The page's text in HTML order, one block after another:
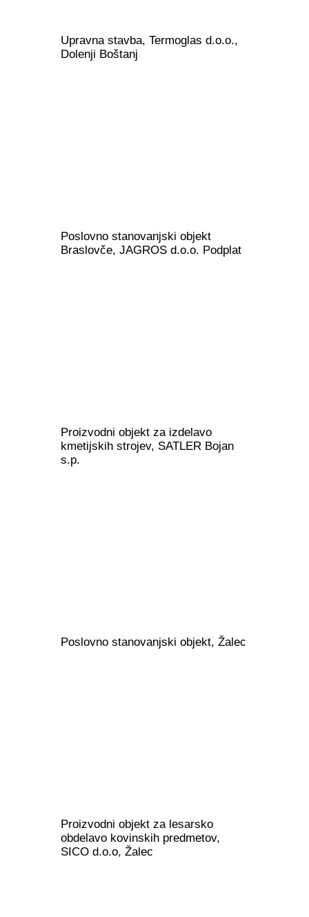
Upravna stavba, Termoglas d.o.o.,
Dolenji Boštanj
Poslovno stanovanjski objekt
Braslovče, JAGROS d.o.o. Podplat
Proizvodni objekt za izdelavo
kmetijskih strojev, SATLER Bojan
s.p.
Poslovno stanovanjski objekt, Žalec
Proizvodni objekt za lesarsko
obdelavo kovinskih predmetov,
SICO d.o.o, Žalec